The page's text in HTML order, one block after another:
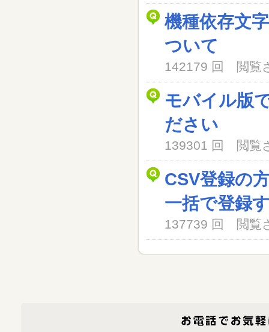
機種依存文
ついて
142179 回 閲覧
モバイル版
ださい
139301 回 閲覧
CSV登録の
一括で登録
137739 回 閲覧